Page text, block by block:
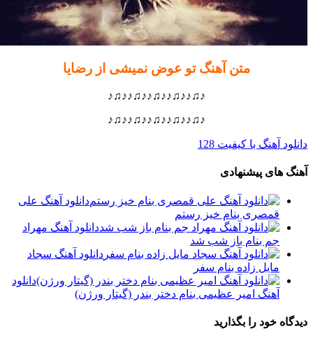
متن آهنگ تو عوض نمیشی از رضایا
♪♫♪♪♫♪♪♫♪♪♫♪♪♫♪
♪♫♪♪♫♪♪♫♪♪♫♪♪♫♪
آهنگ با کیفیت 128
پیشنهادی
دانلود آهنگ علی
قمصری بنام خیز رستم
دانلود آهنگ مهراد
جم بنام باز شب شد
دانلود آهنگ سجاد
مایل زاده بنام سفر
دانلود
آهنگ امیر عظیمی بنام دختر بندر (گیتار ورژن)
خود را بگذارید